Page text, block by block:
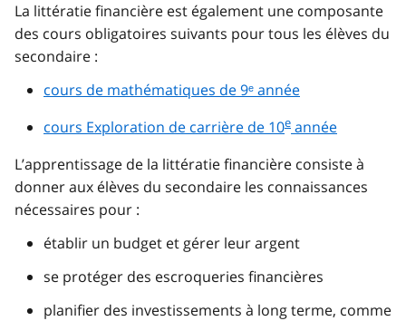
La littératie financière est également une composante
des cours obligatoires suivants pour tous les élèves du
secondaire :
cours de mathématiques de 9ᵉ année
cours Exploration de carrière de 10e année
L’apprentissage de la littératie financière consiste à
donner aux élèves du secondaire les connaissances
nécessaires pour :
établir un budget et gérer leur argent
se protéger des escroqueries financières
planifier des investissements à long terme, comme